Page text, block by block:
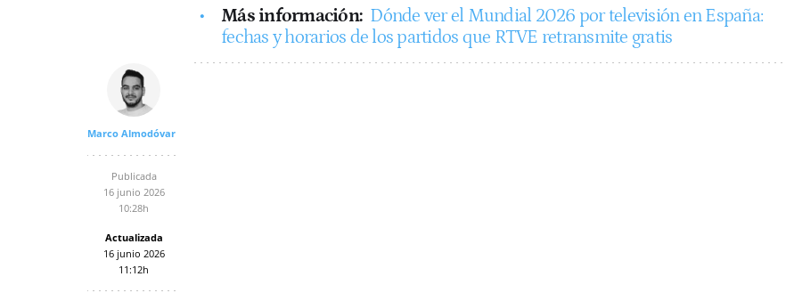
Más información: Dónde ver el Mundial 2026 por televisión en España:
fechas y horarios de los partidos que RTVE retransmite gratis
Marco Almodóvar
Publicada
16 junio 2026
10:28h
Actualizada
16 junio 2026
11:12h